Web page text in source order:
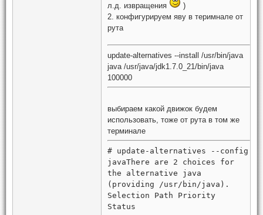
л.д. извращения
)
2. конфигурируем яву в теримнале от
рута
update-alternatives --install /usr/bin/java
java /usr/java/jdk1.7.0_21/bin/java
100000
выбираем какой движок будем
использовать, тоже от рута в том же
терминале
# update-alternatives --config
javaThere are 2 choices for
the alternative java
(providing /usr/bin/java).
Selection Path Priority
Status